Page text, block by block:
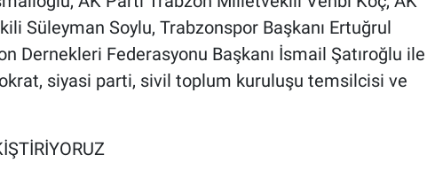
Süleyman Soylu, Trabzonspor Başkanı Ertuğrul
Dernekleri Federasyonu Başkanı İsmail Şatıroğlu ile
siyasi parti, sivil toplum kuruluşu temsilcisi ve